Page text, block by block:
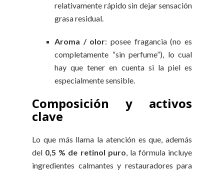
relativamente rápido sin dejar sensación
grasa residual.
Aroma / olor: posee fragancia (no es
completamente “sin perfume”), lo cual
hay que tener en cuenta si la piel es
especialmente sensible.
Composición y activos
clave
Lo que más llama la atención es que, además
del 0,5 % de retinol puro, la fórmula incluye
ingredientes calmantes y restauradores para